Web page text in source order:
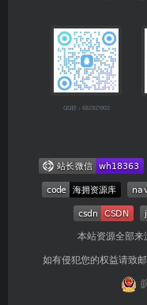
QQ群：682921902
本站资源全部
如有侵犯您的权益请致